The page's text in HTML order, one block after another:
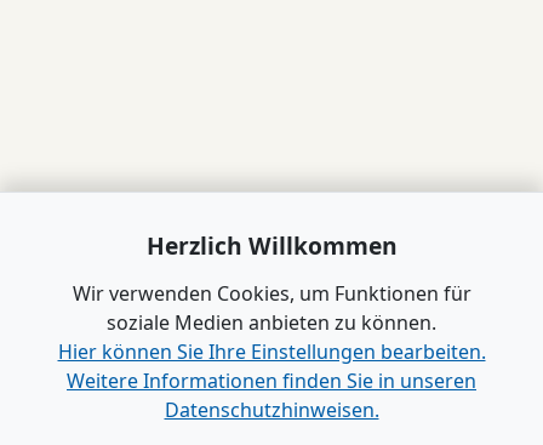
Herzlich Willkommen
Wir verwenden Cookies, um Funktionen für
soziale Medien anbieten zu können.
Hier können Sie Ihre Einstellungen bearbeiten.
Weitere Informationen finden Sie in unseren
Datenschutzhinweisen.